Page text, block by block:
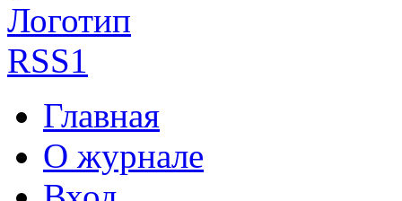
Главная
О журнале